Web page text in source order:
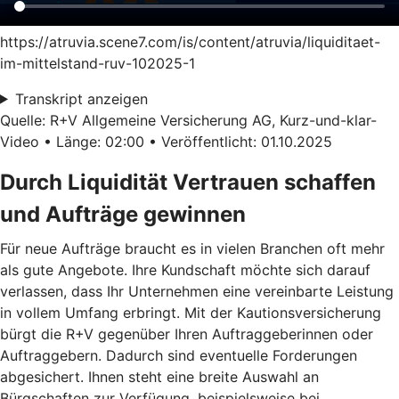
https://atruvia.scene7.com/is/content/atruvia/liquiditaet-
im-mittelstand-ruv-102025-1
Transkript anzeigen
Quelle: R+V Allgemeine Versicherung AG, Kurz-und-klar-
Video • Länge: 02:00 • Veröffentlicht: 01.10.2025
Durch Liquidität Vertrauen schaffen
und Aufträge gewinnen
Für neue Aufträge braucht es in vielen Branchen oft mehr
als gute Angebote. Ihre Kundschaft möchte sich darauf
verlassen, dass Ihr Unternehmen eine vereinbarte Leistung
in vollem Umfang erbringt. Mit der Kautionsversicherung
bürgt die R+V gegenüber Ihren Auftraggeberinnen oder
Auftraggebern. Dadurch sind eventuelle Forderungen
abgesichert. Ihnen steht eine breite Auswahl an